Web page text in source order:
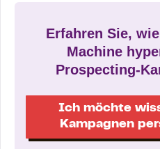
Erfahren Sie,
Machine
Prospecting-
Ich möchte
Kampagnen